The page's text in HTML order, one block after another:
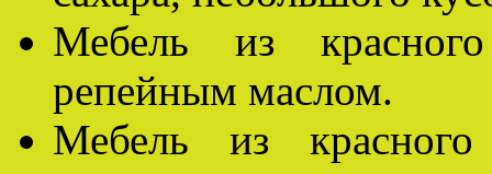
Мебель из
репейным маслом.
Мебель из